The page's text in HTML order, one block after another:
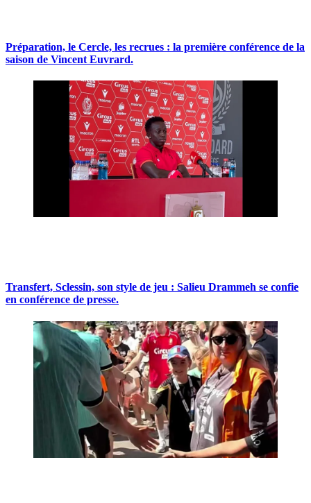
Préparation, le Cercle, les recrues : la première conférence de la
saison de Vincent Euvrard.
Transfert, Sclessin, son style de jeu : Salieu Drammeh se confie
en conférence de presse.